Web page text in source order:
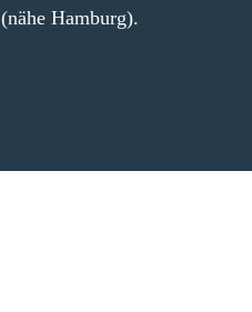
(nähe Hamburg).